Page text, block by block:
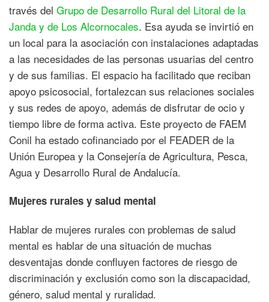
través del Grupo de Desarrollo Rural del Litoral de la
Janda y de Los Alcornocales. Esa ayuda se invirtió en
un local para la asociación con instalaciones adaptadas
a las necesidades de las personas usuarias del centro
y de sus familias. El espacio ha facilitado que reciban
apoyo psicosocial, fortalezcan sus relaciones sociales
y sus redes de apoyo, además de disfrutar de ocio y
tiempo libre de forma activa. Este proyecto de FAEM
Conil ha estado cofinanciado por el FEADER de la
Unión Europea y la Consejería de Agricultura, Pesca,
Agua y Desarrollo Rural de Andalucía.
Mujeres rurales y salud mental
Hablar de mujeres rurales con problemas de salud
mental es hablar de una situación de muchas
desventajas donde confluyen factores de riesgo de
discriminación y exclusión como son la discapacidad,
género, salud mental y ruralidad.